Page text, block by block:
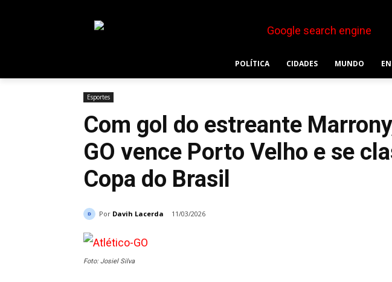
POLÍTICA CIDADES MUNDO
Esportes
Com gol do estreante
GO vence Porto Velho e se
Copa do Brasil
Por Davih Lacerda 11/03/2026
Foto: Josiel Silva